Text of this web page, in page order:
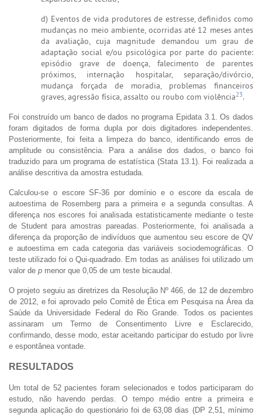
d) Eventos de vida produtores de estresse, definidos como
mudanças no meio ambiente, ocorridas até 12 meses antes
da avaliação, cuja magnitude demandou um grau de
adaptação social e/ou psicológica por parte do paciente:
episódio grave de doença, falecimento de parentes
próximos, internação hospitalar, separação/divórcio,
mudança forçada de moradia, problemas financeiros
graves, agressão física, assalto ou roubo com violência23.
Foi construído um banco de dados no programa Epidata 3.1. Os dados
foram digitados de forma dupla por dois digitadores independentes.
Posteriormente, foi feita a limpeza do banco, identificando erros de
amplitude ou consistência. Para a análise dos dados, o banco foi
traduzido para um programa de estatística (Stata 13.1). Foi realizada a
análise descritiva da amostra estudada.
Calculou-se o escore SF-36 por domínio e o escore da escala de
autoestima de Rosemberg para a primeira e a segunda consultas. A
diferença nos escores foi analisada estatisticamente mediante o teste
de Student para amostras pareadas. Posteriormente, foi analisada a
diferença da proporção de indivíduos que aumentou seu escore de QV
e autoestima em cada categoria das variáveis sociodemográficas. O
teste utilizado foi o Qui-quadrado. Em todas as análises foi utilizado um
valor de p menor que 0,05 de um teste bicaudal.
O projeto seguiu as diretrizes da Resolução Nº 466, de 12 de dezembro
de 2012, e foi aprovado pelo Comitê de Ética em Pesquisa na Área da
Saúde da Universidade Federal do Rio Grande. Todos os pacientes
assinaram um Termo de Consentimento Livre e Esclarecido,
confirmando, desse modo, estar aceitando participar do estudo por livre
e espontânea vontade.
RESULTADOS
Um total de 52 pacientes foram selecionados e todos participaram do
estudo, não havendo perdas. O tempo médio entre a primeira e
segunda aplicação do questionário foi de 63,08 dias (DP 2,51, mínimo